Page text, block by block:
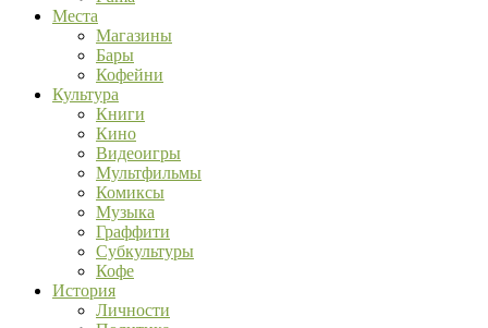
Места
Магазины
Бары
Кофейни
Культура
Книги
Кино
Видеоигры
Мультфильмы
Комиксы
Музыка
Граффити
Субкультуры
Кофе
История
Личности